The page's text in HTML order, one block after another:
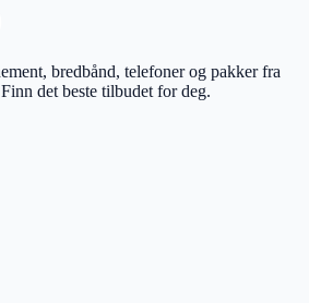
bredbånd, telefoner og pakker fra
det beste tilbudet for deg.